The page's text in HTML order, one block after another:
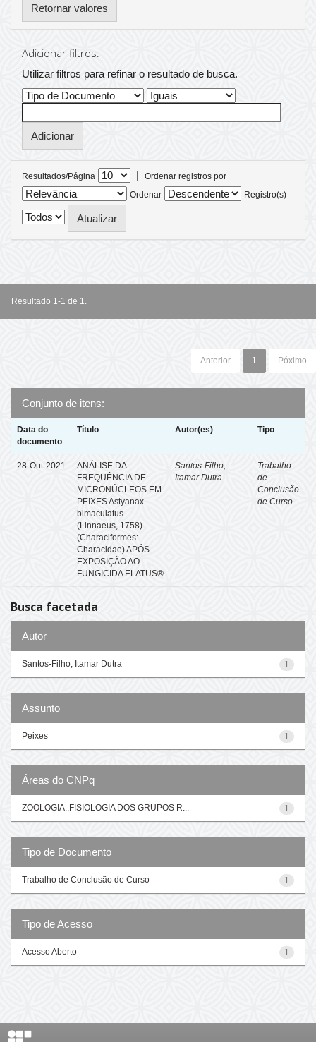
Retornar valores
Adicionar filtros:
Utilizar filtros para refinar o resultado de busca.
Resultados/Página |
Ordenar registros por
Ordenar
Registro(s)
Resultado 1-1 de 1.
Anterior 1 Póximo
Conjunto de itens:
Data do
documento
Título Autor(es) Tipo
28-Out-2021
ANÁLISE DA
FREQUÊNCIA DE
MICRONÚCLEOS EM
PEIXES Astyanax
bimaculatus
(Linnaeus, 1758)
(Characiformes:
Characidae) APÓS
EXPOSIÇÃO AO
FUNGICIDA ELATUS®
Santos-Filho,
Itamar Dutra
Trabalho
de
Conclusão
de Curso
Busca facetada
Autor
1
Santos-Filho, Itamar Dutra
Assunto
1
Peixes
Áreas do CNPq
1
ZOOLOGIA::FISIOLOGIA DOS GRUPOS R...
Tipo de Documento
1
Trabalho de Conclusão de Curso
Tipo de Acesso
1
Acesso Aberto